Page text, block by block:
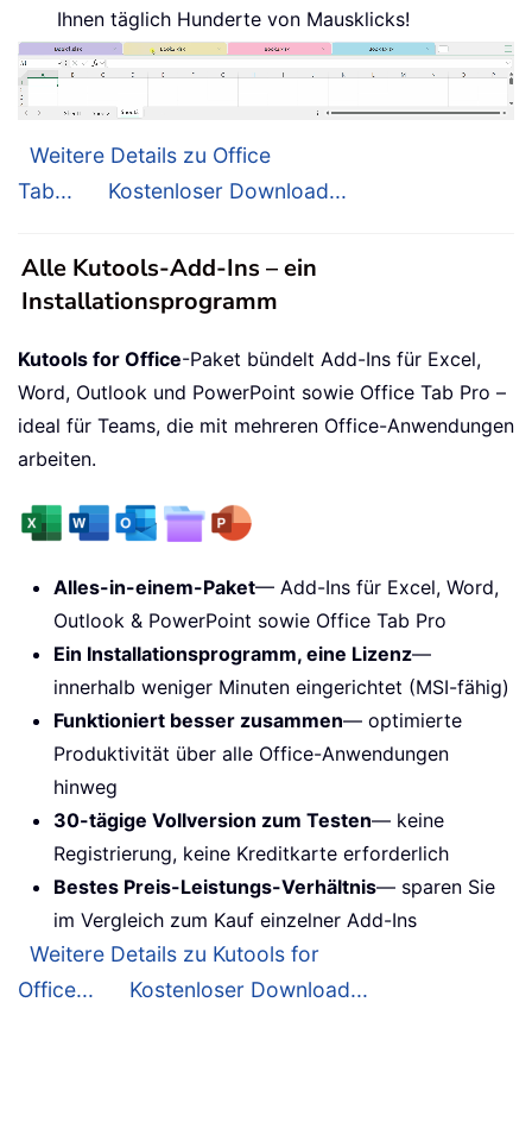
Ihnen täglich Hunderte von Mausklicks!
Weitere Details zu Office
Tab...
Kostenloser Download...
Alle Kutools-Add-Ins – ein
Installationsprogramm
Kutools for Office-Paket bündelt Add-Ins für Excel,
Word, Outlook und PowerPoint sowie Office Tab Pro –
ideal für Teams, die mit mehreren Office-Anwendungen
arbeiten.
Alles-in-einem-Paket— Add-Ins für Excel, Word,
Outlook & PowerPoint sowie Office Tab Pro
Ein Installationsprogramm, eine Lizenz—
innerhalb weniger Minuten eingerichtet (MSI-fähig)
Funktioniert besser zusammen— optimierte
Produktivität über alle Office-Anwendungen
hinweg
30-tägige Vollversion zum Testen— keine
Registrierung, keine Kreditkarte erforderlich
Bestes Preis-Leistungs-Verhältnis— sparen Sie
im Vergleich zum Kauf einzelner Add-Ins
Weitere Details zu Kutools for
Office...
Kostenloser Download...